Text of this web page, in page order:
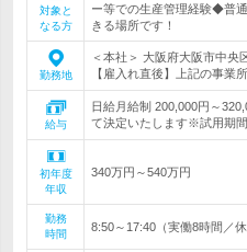
対象と
なる方
ー等での生産管理経験◆普
きる場所です！
勤務地
＜本社＞ 大阪府大阪市中央
【雇入れ直後】上記の事業
給与
日給月給制 200,000円～
て決定いたします※試用期
初年度
年収
340万円～540万円
勤務
時間
8:50～17:40（実働8時間／